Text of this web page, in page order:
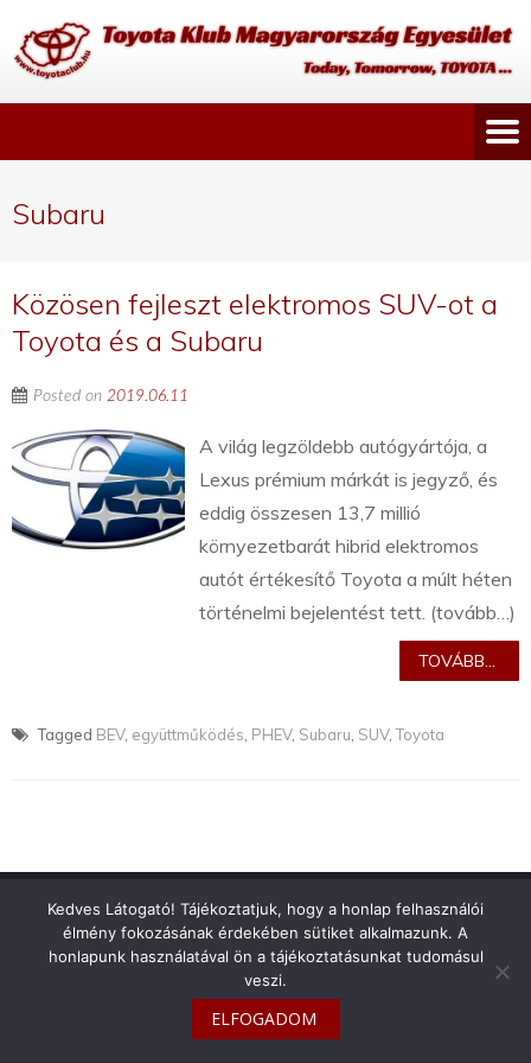
Subaru
Közösen fejleszt elektromos SUV-ot a
Toyota és a Subaru
Posted on 2019.06.11
A világ legzöldebb autógyártója, a
Lexus prémium márkát is jegyző, és
eddig összesen 13,7 millió
környezetbarát hibrid elektromos
autót értékesítő Toyota a múlt héten
történelmi bejelentést tett. (tovább…)
TOVÁBB...
Tagged BEV, együttműködés PHEV, Subaru SUV,Toyota
Copyright © 2026Toyota Klub Magyarország
Kedves Látogató! Tájékoztatjuk, hogy a honlap felhasználói
élmény fokozásának érdekében sütiket alkalmazunk. A
honlapunk használatával ön a tájékoztatásunkat tudomásul
veszi.
ELFOGADOM